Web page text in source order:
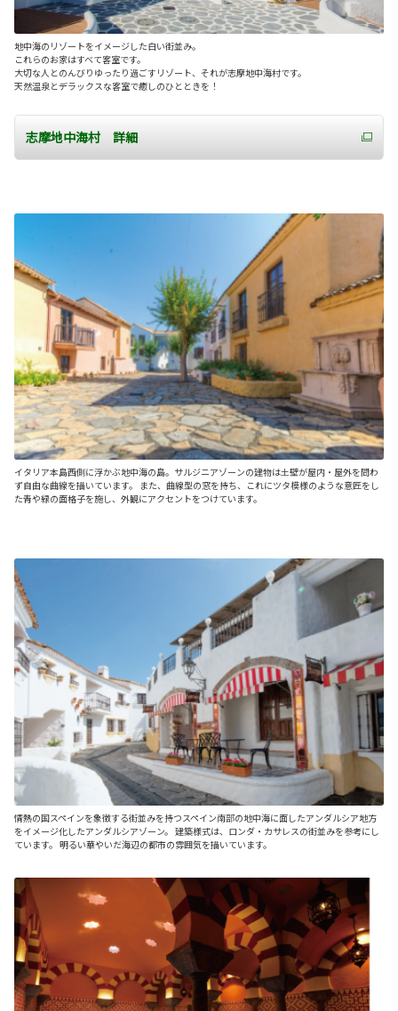
地中海のリゾートをイメージした白い街並み。
これらのお家はすべて客室です。
大切な人とのんびりゆったり過ごすリゾート、それが志摩地中海村です。
天然温泉とデラックスな客室で癒しのひとときを！
志摩地中海村 詳細
イタリア本島西側に浮かぶ地中海の島。サルジニアゾーンの建物は土壁が屋内・屋外を問わ
ず自由な曲線を描いています。 また、曲線型の窓を持ち、これにツタ模様のような意匠をし
た青や緑の面格子を施し、外観にアクセントをつけています。
情熱の国スペインを象徴する街並みを持つスペイン南部の地中海に面したアンダルシア地方
をイメージ化したアンダルシアゾーン。 建築様式は、ロンダ・カサレスの街並みを参考にし
ています。 明るい華やいだ海辺の都市の雰囲気を描いています。